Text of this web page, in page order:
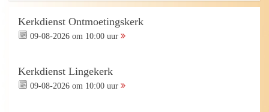
Kerkdienst Ontmoetingskerk
09-08-2026 om 10:00 uur
Kerkdienst Lingekerk
09-08-2026 om 10:00 uur